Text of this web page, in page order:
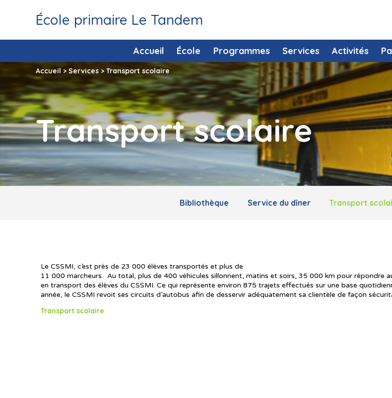
École primaire Le Tandem
Accueil École Programmes Services Activités
Accueil > Services > Transport scolaire
Transport scolaire
Bibliothèque Service du dîner Transport
Le CSSMI, c’est près de 23 000 élèves transportés et plus de
11 000 marcheurs. Au total, plus de 400 véhicules sillonnent, matins et soirs, 35 000 km pour répondre
en transport des élèves du CSSMI. Ce qui représente environ 875 trajets effectués sur une base
année, le CSSMI revoit ses circuits d’autobus afin de desservir adéquatement sa clientèle de façon
Transport scolaire